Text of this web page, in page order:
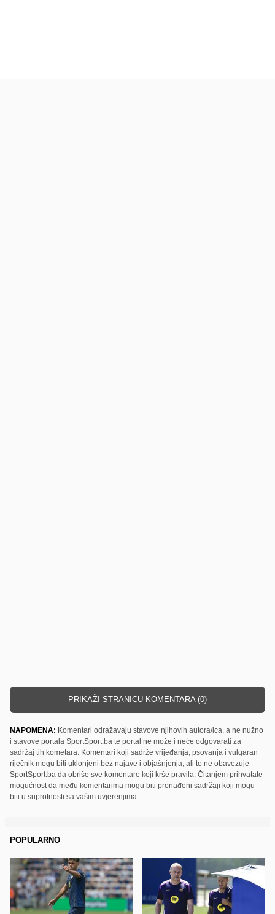
PRIKAŽI STRANICU KOMENTARA (0)
NAPOMENA: Komentari odražavaju stavove njihovih autora/ica, a ne nužno
i stavove portala SportSport.ba te portal ne može i neće odgovarati za
sadržaj tih kometara. Komentari koji sadrže vrijeđanja, psovanja i vulgaran
riječnik mogu biti uklonjeni bez najave i objašnjenja, ali to ne obavezuje
SportSport.ba da obriše sve komentare koji krše pravila. Čitanjem prihvatate
mogućnost da među komentarima mogu biti pronađeni sadržaji koji mogu
biti u suprotnosti sa vašim uvjerenjima.
POPULARNO